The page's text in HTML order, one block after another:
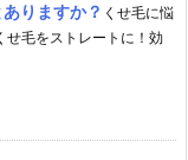
りますか？ くせ毛に悩
せ毛をストレートに！効